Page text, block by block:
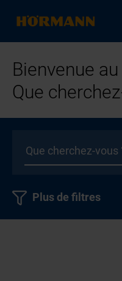
Bienvenue
Que
Plus de filtres